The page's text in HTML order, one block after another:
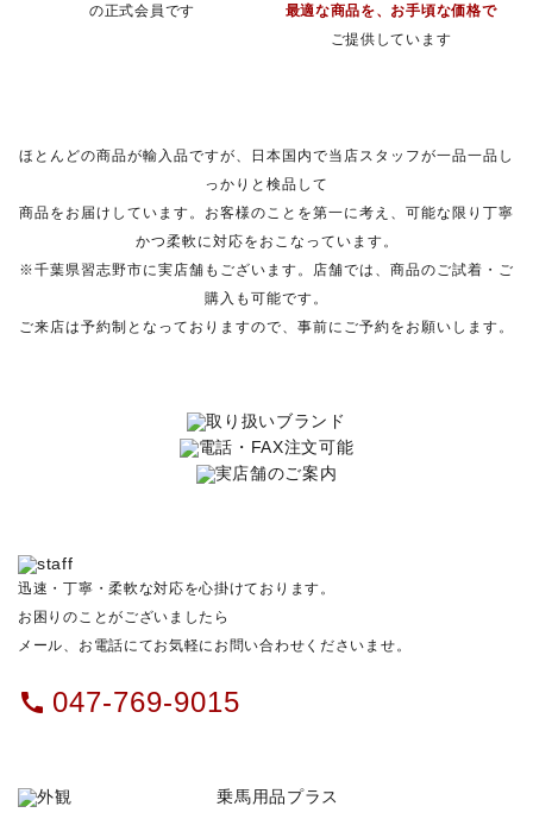
の正式会員です
最適な商品を、お手頃な価格で
ご提供しています
ほとんどの商品が輸入品ですが、日本国内で当店スタッフが一品一品し
っかりと検品して
商品をお届けしています。お客様のことを第一に考え、可能な限り丁寧
かつ柔軟に対応をおこなっています。
※千葉県習志野市に実店舗もございます。店舗では、商品のご試着・ご
購入も可能です。
ご来店は予約制となっておりますので、事前にご予約をお願いします。
迅速・丁寧・柔軟な対応を心掛けております。
お困りのことがございましたら
メール、お電話にてお気軽にお問い合わせくださいませ。
call 047-769-9015
乗馬用品プラス